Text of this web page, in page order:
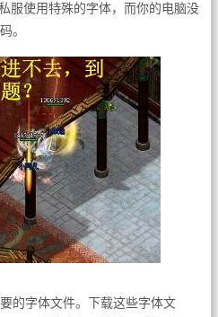
服使用特殊的字体，而你的电脑没
。
的字体文件。下载这些字体文